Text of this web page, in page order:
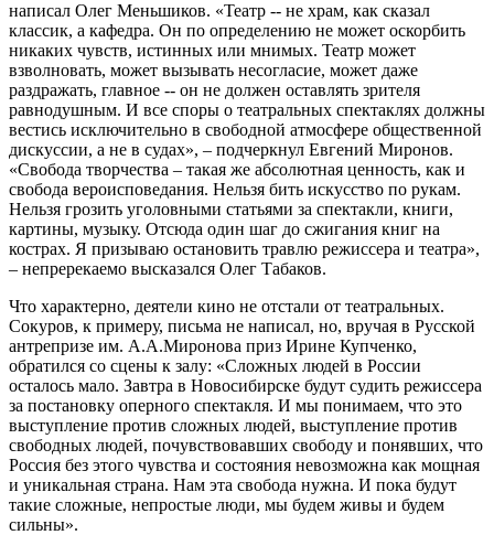
написал Олег Меньшиков. «Театр -- не храм, как сказал
классик, а кафедра. Он по определению не может оскорбить
никаких чувств, истинных или мнимых. Театр может
взволновать, может вызывать несогласие, может даже
раздражать, главное -- он не должен оставлять зрителя
равнодушным. И все споры о театральных спектаклях должны
вестись исключительно в свободной атмосфере общественной
дискуссии, а не в судах», – подчеркнул Евгений Миронов.
«Свобода творчества – такая же абсолютная ценность, как и
свобода вероисповедания. Нельзя бить искусство по рукам.
Нельзя грозить уголовными статьями за спектакли, книги,
картины, музыку. Отсюда один шаг до сжигания книг на
кострах. Я призываю остановить травлю режиссера и театра»,
– непререкаемо высказался Олег Табаков.
Что характерно, деятели кино не отстали от театральных.
Сокуров, к примеру, письма не написал, но, вручая в Русской
антрепризе им. А.А.Миронова приз Ирине Купченко,
обратился со сцены к залу: «Сложных людей в России
осталось мало. Завтра в Новосибирске будут судить режиссера
за постановку оперного спектакля. И мы понимаем, что это
выступление против сложных людей, выступление против
свободных людей, почувствовавших свободу и понявших, что
Россия без этого чувства и состояния невозможна как мощная
и уникальная страна. Нам эта свобода нужна. И пока будут
такие сложные, непростые люди, мы будем живы и будем
сильны».